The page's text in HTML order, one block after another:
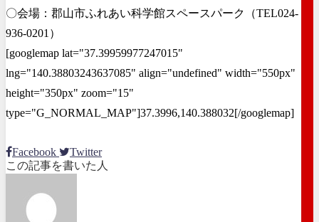
〇会場：郡山市ふれあい科学館スペースパーク（TEL024-
936-0201）
[googlemap lat="37.39959977247015"
lng="140.38803243637085" align="undefined" width="550px"
height="350px" zoom="15"
type="G_NORMAL_MAP"]37.3996,140.388032[/googlemap]
Facebook
Twitter
この記事を書いた人